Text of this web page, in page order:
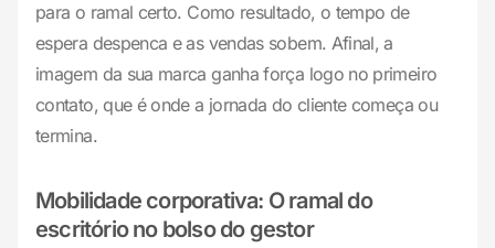
para o ramal certo. Como resultado, o tempo de
espera despenca e as vendas sobem. Afinal, a
imagem da sua marca ganha força logo no primeiro
contato, que é onde a jornada do cliente começa ou
termina.
Mobilidade corporativa: O ramal do
escritório no bolso do gestor